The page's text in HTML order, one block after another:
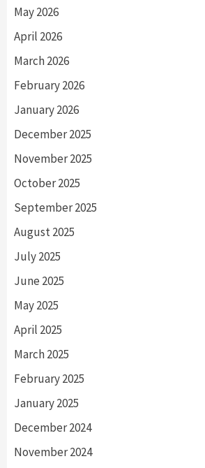
May 2026
April 2026
March 2026
February 2026
January 2026
December 2025
November 2025
October 2025
September 2025
August 2025
July 2025
June 2025
May 2025
April 2025
March 2025
February 2025
January 2025
December 2024
November 2024